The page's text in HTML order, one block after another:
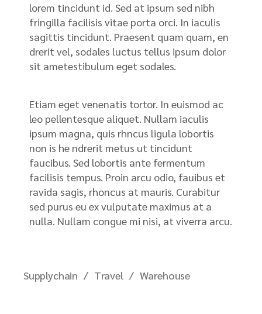
lorem tincidunt id. Sed at ipsum sed nibh
fringilla facilisis vitae porta orci. In iaculis
sagittis tincidunt. Praesent quam quam, en
drerit vel, sodales luctus tellus ipsum dolor
sit ametestibulum eget sodales.
Etiam eget venenatis tortor. In euismod ac
leo pellentesque aliquet. Nullam iaculis
ipsum magna, quis rhncus ligula lobortis
non is he ndrerit metus ut tincidunt
faucibus. Sed lobortis ante fermentum
facilisis tempus. Proin arcu odio, fauibus et
ravida sagis, rhoncus at mauris. Curabitur
sed purus eu ex vulputate maximus at a
nulla. Nullam congue mi nisi, at viverra arcu.
Supplychain Travel Warehouse